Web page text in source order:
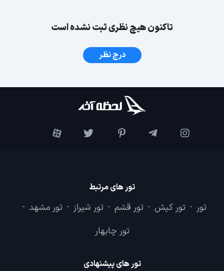
تاکنون هیچ نظری ثبت نشده است
درج نظر
تور های مرتبط
تور - تور کیش - تور قشم - تور شیراز - تور مشهد -
تور چابهار
تور های پیشنهادی